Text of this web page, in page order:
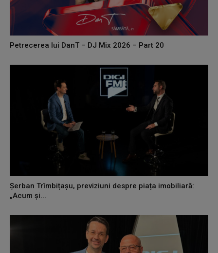
Petrecerea lui DanT – DJ Mix 2026 – Part 20
Șerban Trîmbițașu, previziuni despre piața imobiliară:
„Acum și...